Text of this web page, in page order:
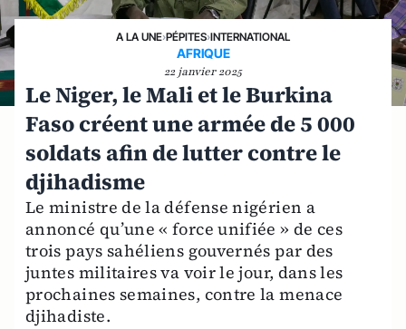
A LA UNE›PÉPITES›INTERNATIONAL
AFRIQUE
22 janvier 2025
Le Niger, le Mali et le Burkina
Faso créent une armée de 5 000
soldats afin de lutter contre le
djihadisme
Le ministre de la défense nigérien a
annoncé qu’une « force unifiée » de ces
trois pays sahéliens gouvernés par des
juntes militaires va voir le jour, dans les
prochaines semaines, contre la menace
djihadiste.